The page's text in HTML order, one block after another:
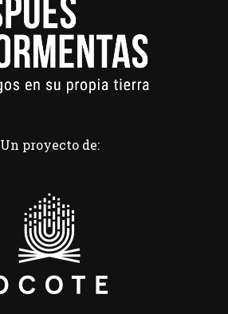
Un proyecto de: